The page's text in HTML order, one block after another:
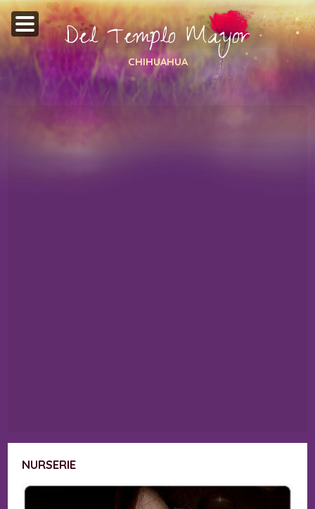
Del Templo Mayor
CHIHUAHUA
NURSERIE